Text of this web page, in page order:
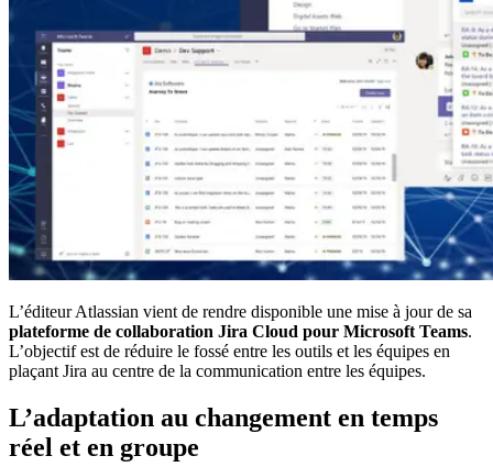
L’éditeur Atlassian vient de rendre disponible une mise à jour de sa
plateforme de collaboration Jira Cloud pour Microsoft Teams.
L’objectif est de réduire le fossé entre les outils et les équipes en
plaçant Jira au centre de la communication entre les équipes.
L’adaptation au changement en temps
réel et en groupe